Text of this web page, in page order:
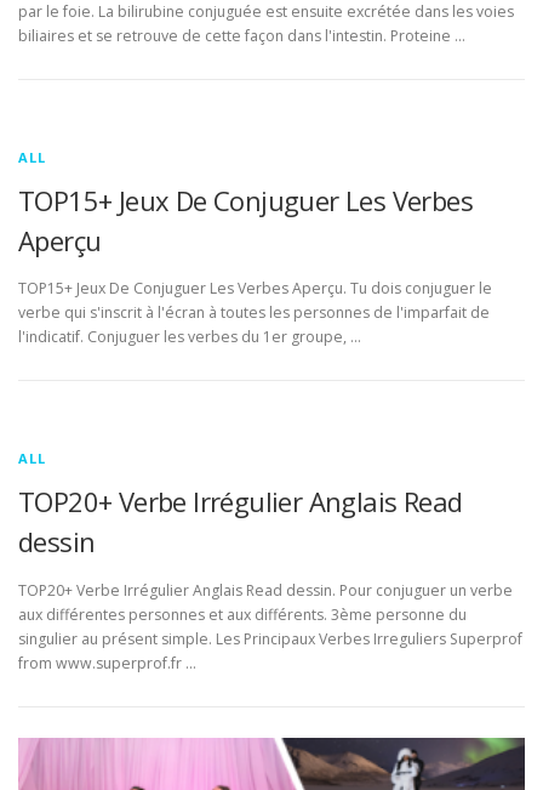
par le foie. La bilirubine conjuguée est ensuite excrétée dans les voies
biliaires et se retrouve de cette façon dans l'intestin. Proteine …
ALL
TOP15+ Jeux De Conjuguer Les Verbes
Aperçu
TOP15+ Jeux De Conjuguer Les Verbes Aperçu. Tu dois conjuguer le
verbe qui s'inscrit à l'écran à toutes les personnes de l'imparfait de
l'indicatif. Conjuguer les verbes du 1er groupe, …
ALL
TOP20+ Verbe Irrégulier Anglais Read
dessin
TOP20+ Verbe Irrégulier Anglais Read dessin. Pour conjuguer un verbe
aux différentes personnes et aux différents. 3ème personne du
singulier au présent simple. Les Principaux Verbes Irreguliers Superprof
from www.superprof.fr …